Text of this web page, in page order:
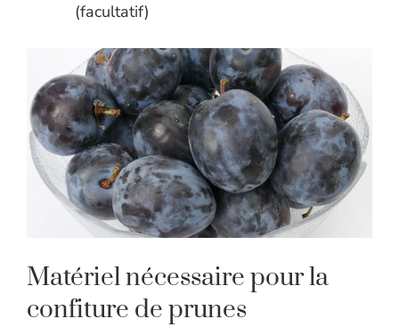
(facultatif)
Matériel nécessaire pour la
confiture de prunes